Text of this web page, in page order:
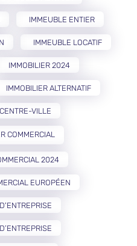
IMMEUBLE ENTIER
IMMEUBLE LOCATIF
IMMOBILIER 2024
IMMOBILIER ALTERNATIF
VILLE
COMMERCIAL
2024
EUROPÉEN